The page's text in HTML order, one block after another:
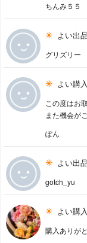
ちんみ５５
よい出
グリズリー
よい購
この度はお
また機会が
ぽん
よい出
gotch_yu
よい購
購入ありが